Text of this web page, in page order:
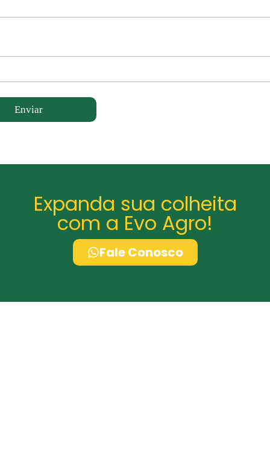
Enviar
Expanda sua colheita
com a Evo Agro!
Fale Conosco